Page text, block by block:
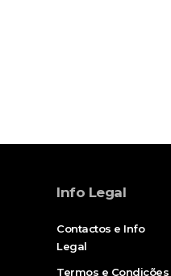
Info Legal
Contactos e Info
Legal
Termos e Condições